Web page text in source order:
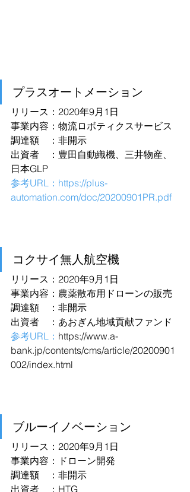
プラスオートメーション
リリース：2020年9月1日
事業内容：物流ロボティクスサービス
調達額　：非開示
出資者　：豊田自動織機、三井物産、
日本GLP
参考URL： https://plus-
automation.com/doc/20200901PR.pdf
コクサイ無人航空機
リリース：2020年9月1日
事業内容：農薬散布用ドローンの販売
調達額　：非開示
出資者　：あおぎん地域貢献ファンド
参考URL： https://www.a-
bank.jp/contents/cms/article/20200901
002/index.html
ブルーイノベーション
リリース：2020年9月1日
事業内容：ドローン開発
調達額　：非開示
出資者　：HTG